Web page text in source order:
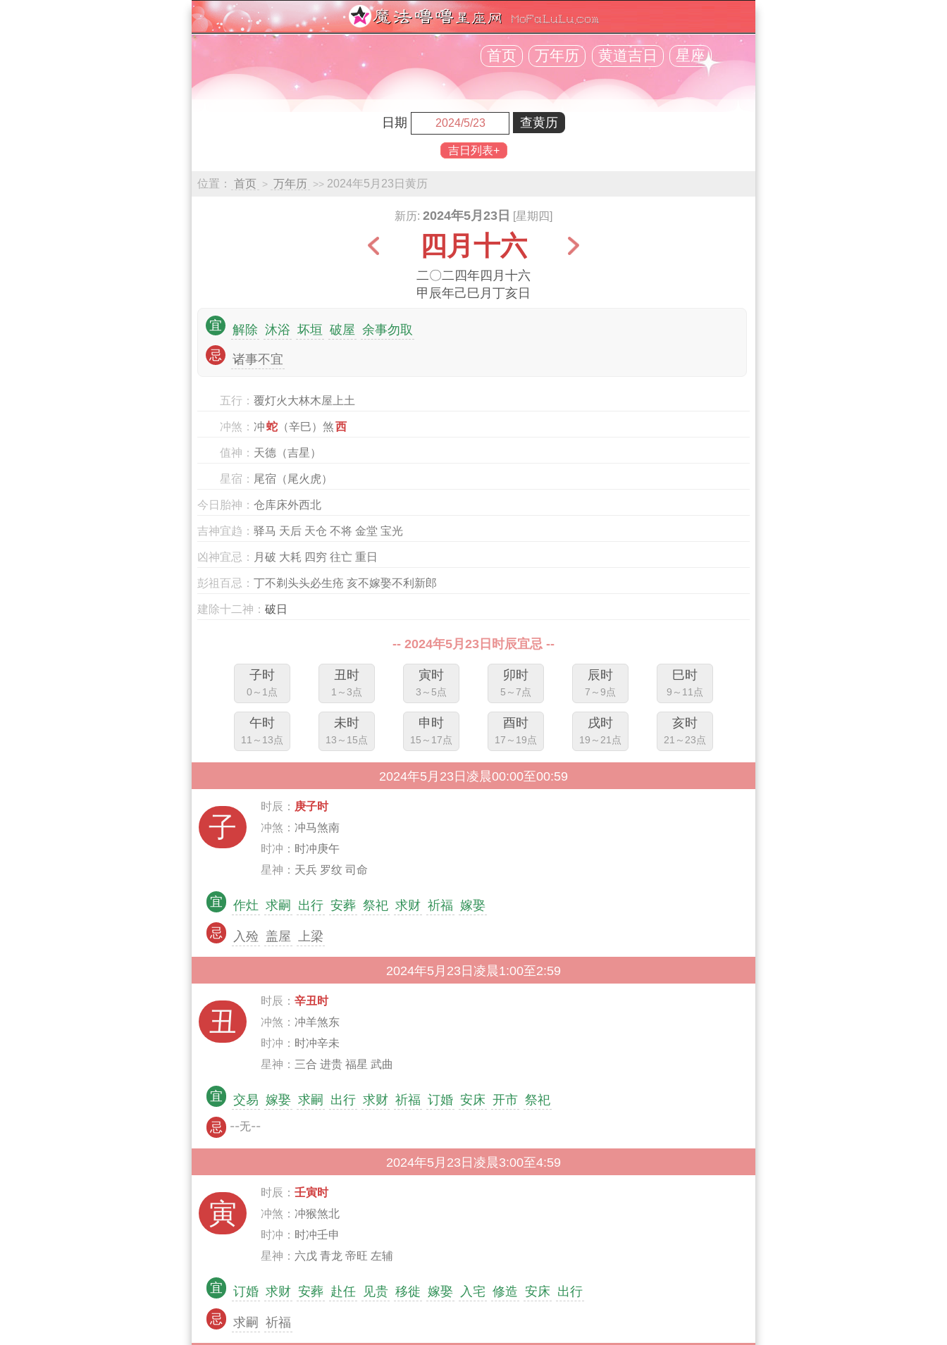
首页 万年历 黄道吉日 星座
日期
吉日列表+
位置： 首页 > 万年历 >> 2024年5月23日黄历
新历: 2024年5月23日 [星期四]
四月十六
二〇二四年四月十六
甲辰年己巳月丁亥日
宜 解除 沐浴 坏垣 破屋 余事勿取
忌 诸事不宜
五行： 覆灯火大林木屋上土
冲煞： 冲蛇 （辛巳）煞西
值神： 天德（吉星）
星宿： 尾宿（尾火虎）
今日胎神： 仓库床外西北
吉神宜趋： 驿马 天后 天仓 不将 金堂 宝光
凶神宜忌： 月破 大耗 四穷 往亡 重日
彭祖百忌： 丁不剃头头必生疮 亥不嫁娶不利新郎
建除十二神： 破日
-- 2024年5月23日时辰宜忌 --
子时
0～1点
丑时
1～3点
寅时
3～5点
卯时
5～7点
辰时
7～9点
巳时
9～11点
午时
11～13点
未时
13～15点
申时
15～17点
酉时
17～19点
戌时
19～21点
亥时
21～23点
2024年5月23日凌晨00:00至00:59
子
时辰： 庚子时
冲煞： 冲马煞南
时冲： 时冲庚午
星神： 天兵 罗纹 司命
宜 作灶 求嗣 出行 安葬 祭祀 求财 祈福 嫁娶
忌 入殓 盖屋 上梁
2024年5月23日凌晨1:00至2:59
丑
时辰： 辛丑时
冲煞： 冲羊煞东
时冲： 时冲辛未
星神： 三合 进贵 福星 武曲
宜 交易 嫁娶 求嗣 出行 求财 祈福 订婚 安床 开市 祭祀
忌 --无--
2024年5月23日凌晨3:00至4:59
寅
时辰： 壬寅时
冲煞： 冲猴煞北
时冲： 时冲壬申
星神： 六戊 青龙 帝旺 左辅
宜 订婚 求财 安葬 赴任 见贵 移徙 嫁娶 入宅 修造 安床 出行
忌 求嗣 祈福